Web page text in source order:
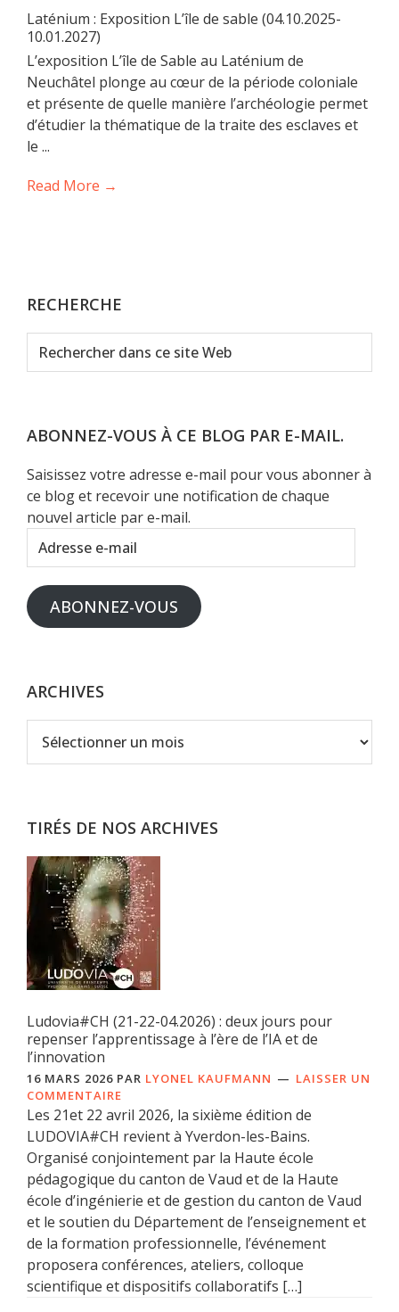
Laténium : Exposition L’île de sable (04.10.2025-
10.01.2027)
L’exposition L’île de Sable au Laténium de
Neuchâtel plonge au cœur de la période coloniale
et présente de quelle manière l’archéologie permet
d’étudier la thématique de la traite des esclaves et
le ...
Read More →
RECHERCHE
Rechercher
dans
Web
ABONNEZ-VOUS À CE BLOG PAR E-MAIL.
Saisissez votre adresse e-mail pour vous abonner à
ce blog et recevoir une notification de chaque
nouvel article par e-mail.
Adresse
e-
mail
ABONNEZ-VOUS
ARCHIVES
TIRÉS DE NOS ARCHIVES
Ludovia#CH (21-22-04.2026) : deux jours pour
repenser l’apprentissage à l’ère de l’IA et de
l’innovation
16 MARS 2026 PAR LYONEL KAUFMANN
LAISSER UN
COMMENTAIRE
Les 21et 22 avril 2026, la sixième édition de
LUDOVIA#CH revient à Yverdon-les-Bains.
Organisé conjointement par la Haute école
pédagogique du canton de Vaud et de la Haute
école d’ingénierie et de gestion du canton de Vaud
et le soutien du Département de l’enseignement et
de la formation professionnelle, l’événement
proposera conférences, ateliers, colloque
scientifique et dispositifs collaboratifs […]